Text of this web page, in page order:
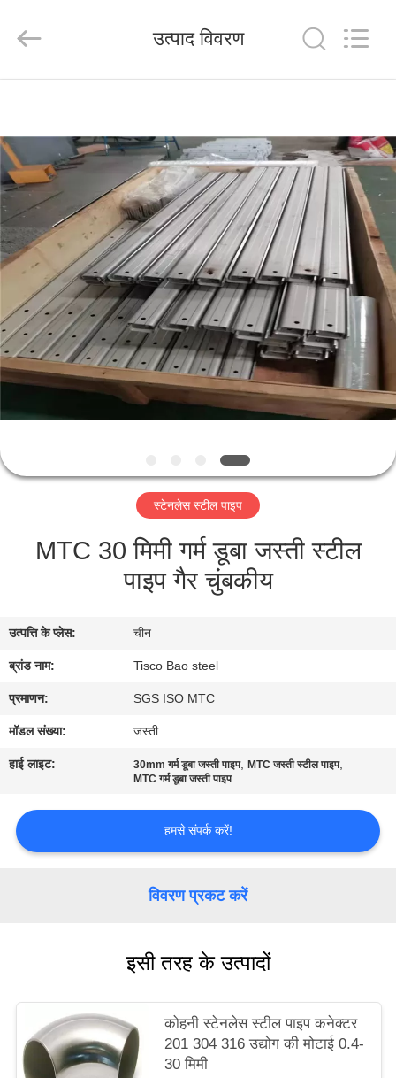
उत्पादों
वीडियो
हमारे
बारे
में
कारखाना
भ्रमण
गुणवत्ता
संपर्क
समाचार
एक
उद्धरण
की
करे
Product
Co.,Ltd.
Reserved.
उत्पाद विवरण
स्टेनलेस स्टील पाइप
MTC 30 मिमी गर्म डूबा जस्ती स्टील
पाइप गैर चुंबकीय
उत्पत्ति के प्लेस: चीन
ब्रांड नाम: Tisco Bao steel
प्रमाणन: SGS ISO MTC
मॉडल संख्या: जस्ती
हाई लाइट: 30mm गर्म डूबा जस्ती पाइप,MTC जस्ती स्टील पाइप,
MTC गर्म डूबा जस्ती पाइप
हमसे संपर्क करें!
विवरण प्रकट करें
इसी तरह के उत्पादों
कोहनी स्टेनलेस स्टील पाइप कनेक्टर
201 304 316 उद्योग की मोटाई 0.4-
30 मिमी